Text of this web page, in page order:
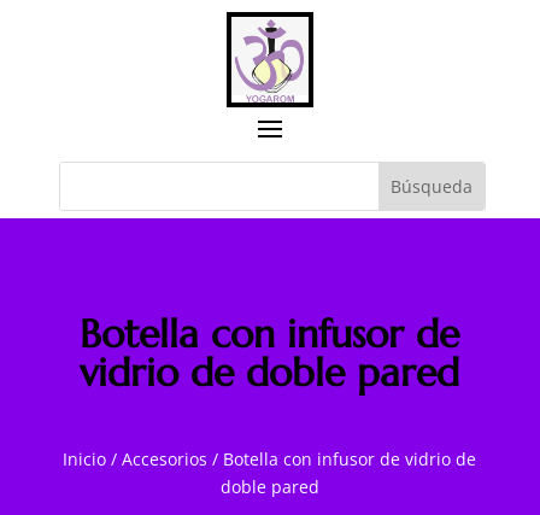
Botella con infusor de
vidrio de doble pared
Inicio /Accesorios / Botella con infusor de vidrio de
doble pared